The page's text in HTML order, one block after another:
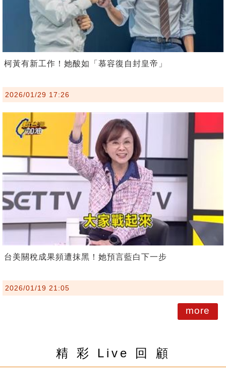
柯黃有新工作！她酸如「慕容復自封皇帝」
2026/01/29 17:26
台美關稅成果頻遭抹黑！她預言藍白下一步
2026/01/19 21:05
more
精 彩 Live 回 顧